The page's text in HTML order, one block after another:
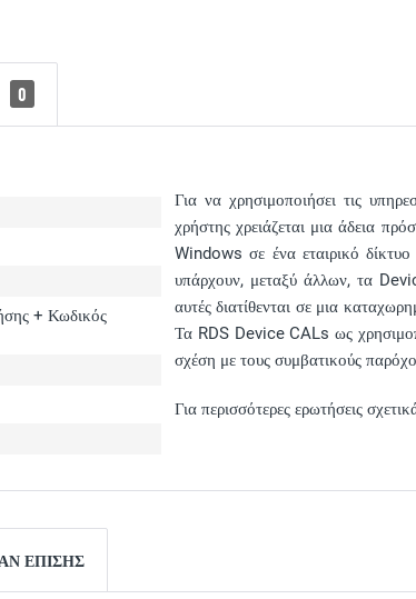
0
+ Κωδικός
Για να χρησιμοποιήσει τις
χρήστης χρειάζεται μια άδεια
Windows σε ένα εταιρικό
υπάρχουν, μεταξύ άλλων, τα
αυτές διατίθενται σε μια
Τα RDS Device CALs ως
σχέση με τους συμβατικούς
Για περισσότερες ερωτήσεις
ΕΠΊΣΗΣ